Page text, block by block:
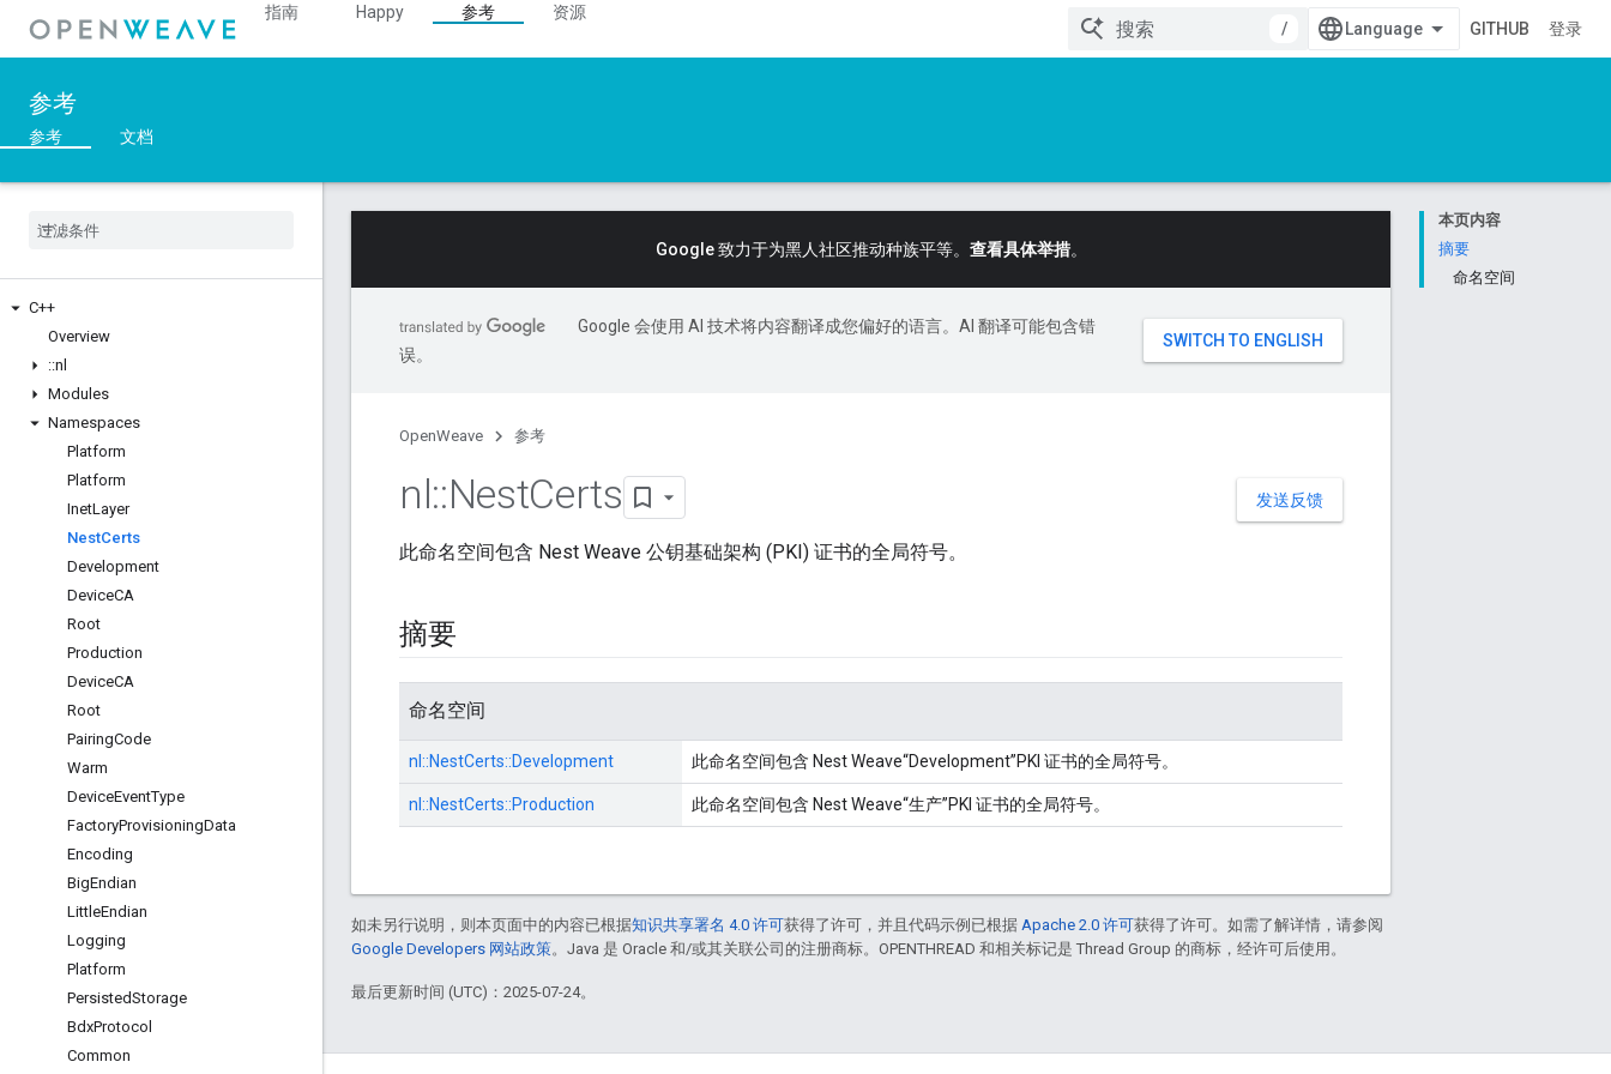
指南 Happy 参考
资源
/
GITHUB 登录
参考
参考 文档
C++
Overview
::nl
Modules
Namespaces
Platform
Platform
InetLayer
NestCerts
Development
DeviceCA
Root
Production
DeviceCA
Root
PairingCode
Warm
DeviceEventType
FactoryProvisioningData
Encoding
BigEndian
LittleEndian
Logging
Platform
PersistedStorage
BdxProtocol
Common
本页内容
摘要
命名空间
Google 致力于为黑人社区推动种族平等。 查看具体举措。
Google 会使用 AI 技术将内容翻译成您偏好的语言。AI 翻译可能包含错
误。
OpenWeave 参考
发送反馈
nl::NestCerts
此命名空间包含 Nest Weave 公钥基础架构 (PKI) 证书的全局符号。
摘要
命名空间
nl::NestCerts::Development 此命名空间包含 Nest Weave“Development”PKI 证书的全局符号。
nl::NestCerts::Production 此命名空间包含 Nest Weave“生产”PKI 证书的全局符号。
如未另行说明，则本页面中的内容已根据知识共享署名 4.0 许可获得了许可，并且代码示例已根据 Apache 2.0 许可获得了许可。如需了解详情，请参阅
Google Developers 网站政策。Java 是 Oracle 和/或其关联公司的注册商标。OPENTHREAD 和相关标记是 Thread Group 的商标，经许可后使用。
最后更新时间 (UTC)：2025-07-24。